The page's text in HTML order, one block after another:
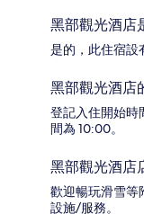
黑部觀光酒店
是的，此住宿設
黑部觀光酒店
登記入住開始時
間為 10:00。
黑部觀光酒店
歡迎暢玩滑雪等
設施/服務。